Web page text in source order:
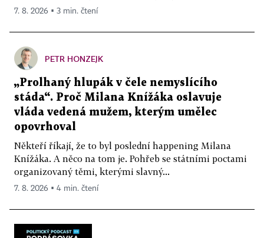
7. 8. 2026 ▪ 3 min. čtení
PETR HONZEJK
„Prolhaný hlupák v čele nemyslícího
stáda“. Proč Milana Knížáka oslavuje
vláda vedená mužem, kterým umělec
opovrhoval
Někteří říkají, že to byl poslední happening Milana
Knížáka. A něco na tom je. Pohřeb se státními poctami
organizovaný těmi, kterými slavný...
7. 8. 2026 ▪ 4 min. čtení